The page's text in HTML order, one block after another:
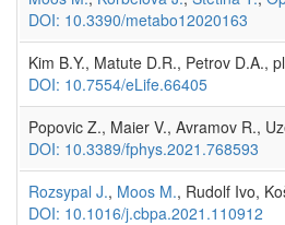
DOI: 10.3390/metabo12020163
Kim B.Y., Matute D.R., Petrov D.A.,
DOI: 10.7554/eLife.66405
Popovic Z., Maier V., Avramov R.,
DOI: 10.3389/fphys.2021.768593
Rozsypal J., Moos M., Rudolf Ivo,
DOI: 10.1016/j.cbpa.2021.110912